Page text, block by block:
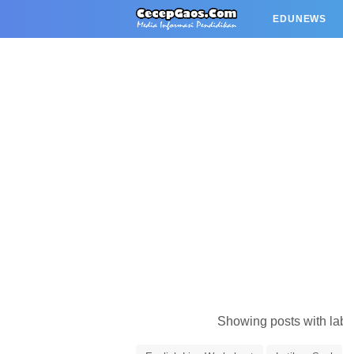
EDUNEWS
Showing posts with